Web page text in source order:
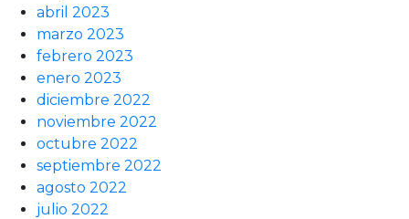
abril 2023
marzo 2023
febrero 2023
enero 2023
diciembre 2022
noviembre 2022
octubre 2022
septiembre 2022
agosto 2022
julio 2022